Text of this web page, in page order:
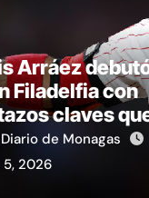
Arráez
Filadelfia con
claves
la victoria
Nacionales
Diario de Monagas
5, 2026